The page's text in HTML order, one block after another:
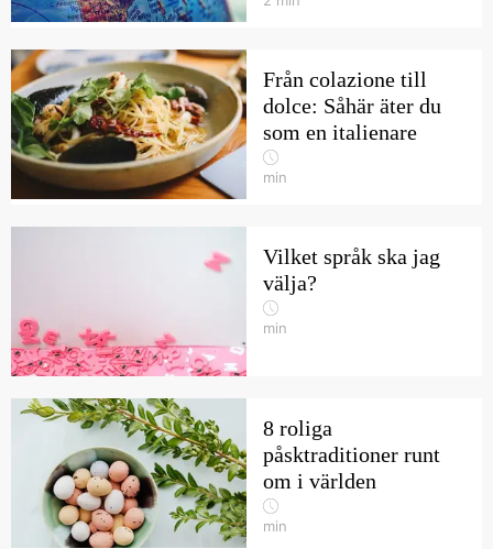
Från colazione till
dolce: Såhär äter du
som en italienare
min
Vilket språk ska jag
välja?
min
8 roliga
påsktraditioner runt
om i världen
min